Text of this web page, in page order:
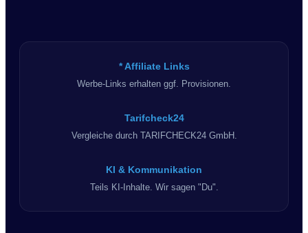
* Affiliate Links
Werbe-Links erhalten ggf. Provisionen.
Tarifcheck24
Vergleiche durch TARIFCHECK24 GmbH.
KI & Kommunikation
Teils KI-Inhalte. Wir sagen "Du".